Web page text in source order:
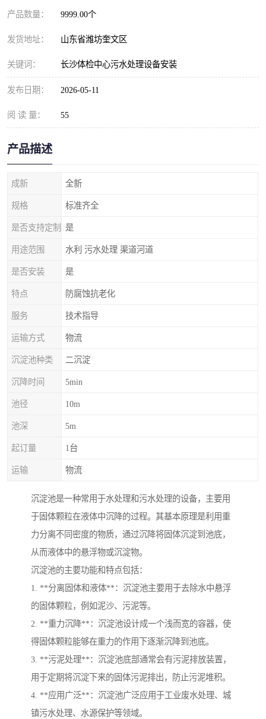
产品数量： 9999.00个
发货地址： 山东省潍坊奎文区
关键词： 长沙体检中心污水处理设备安装
发布日期： 2026-05-11
阅 读 量： 55
产品描述
成新 全新
规格 标准齐全
是否支持定制 是
用途范围 水利 污水处理 渠道河道
是否安装 是
特点 防腐蚀抗老化
服务 技术指导
运输方式 物流
沉淀池种类 二沉淀
沉降时间 5min
池径 10m
池深 5m
起订量 1台
运输 物流
沉淀池是一种常用于水处理和污水处理的设备，主要用
于固体颗粒在液体中沉降的过程。其基本原理是利用重
力分离不同密度的物质，通过沉降将固体沉淀到池底，
从而液体中的悬浮物或沉淀物。
沉淀池的主要功能和特点包括：
1. **分离固体和液体**：沉淀池主要用于去除水中悬浮
的固体颗粒，例如泥沙、污泥等。
2. **重力沉降**：沉淀池设计成一个浅而宽的容器，使
得固体颗粒能够在重力的作用下逐渐沉降到池底。
3. **污泥处理**：沉淀池底部通常会有污泥排放装置，
用于定期将沉淀下来的固体污泥排出，防止污泥堆积。
4. **应用广泛**：沉淀池广泛应用于工业废水处理、城
镇污水处理、水源保护等领域。